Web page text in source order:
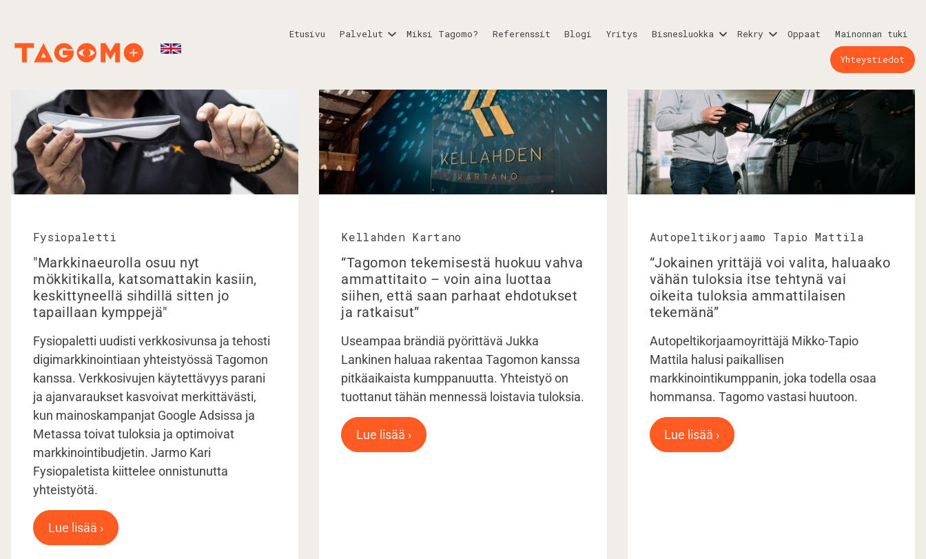
Etusivu Palvelut Miksi Tagomo? Referenssit Blogi Yritys Bisnesluokka Rekry Oppaat Mainonnan tuki
Yhteystiedot
Fysiopaletti
"Markkinaeurolla osuu nyt
mökkitikalla, katsomattakin kasiin,
keskittyneellä sihdillä sitten jo
tapaillaan kymppejä"
Fysiopaletti uudisti verkkosivunsa ja tehosti
digimarkkinointiaan yhteistyössä Tagomon
kanssa. Verkkosivujen käytettävyys parani
ja ajanvaraukset kasvoivat merkittävästi,
kun mainoskampanjat Google Adsissa ja
Metassa toivat tuloksia ja optimoivat
markkinointibudjetin. Jarmo Kari
Fysiopaletista kiittelee onnistunutta
yhteistyötä.
Lue lisää ›
Kellahden Kartano
“Tagomon tekemisestä huokuu vahva
ammattitaito – voin aina luottaa
siihen, että saan parhaat ehdotukset
ja ratkaisut”
Useampaa brändiä pyörittävä Jukka
Lankinen haluaa rakentaa Tagomon kanssa
pitkäaikaista kumppanuutta. Yhteistyö on
tuottanut tähän mennessä loistavia tuloksia.
Lue lisää ›
Autopeltikorjaamo Tapio Mattila
“Jokainen yrittäjä voi valita, haluaako
vähän tuloksia itse tehtynä vai
oikeita tuloksia ammattilaisen
tekemänä”
Autopeltikorjaamoyrittäjä Mikko-Tapio
Mattila halusi paikallisen
markkinointikumppanin, joka todella osaa
hommansa. Tagomo vastasi huutoon.
Lue lisää ›